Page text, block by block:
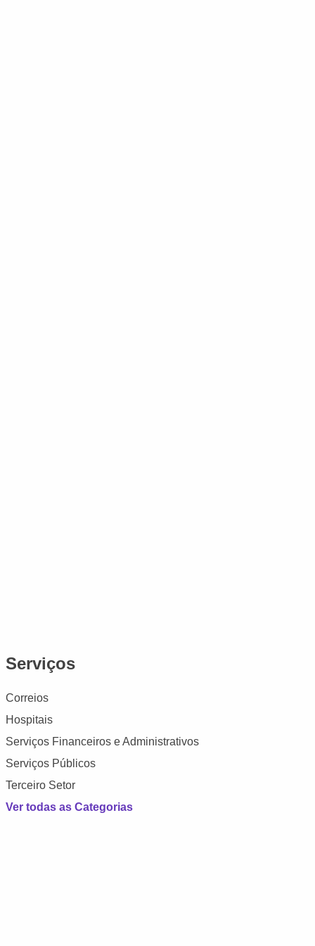
Serviços
Correios
Hospitais
Serviços Financeiros e Administrativos
Serviços Públicos
Terceiro Setor
Ver todas as Categorias